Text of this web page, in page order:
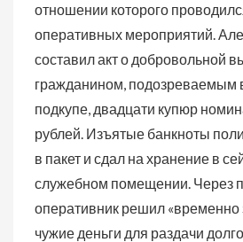
отношении которого
оперативных мероприятий.
составил акт о добровольной
гражданином, подозреваемым
подкупе, двадцати купюр
рублей. Изъятые банкноты
в пакет и сдал на хранение в
служебном помещении. Через
оперативник решил «временно
чужие деньги для раздачи